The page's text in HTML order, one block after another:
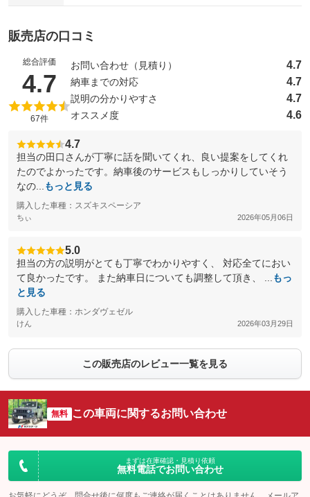
販売店の口コミ
総合評価
4.7 （5点満点中）
67件
お問い合わせ（見積り） 4.7
納車までの対応 4.7
説明の分かりやすさ 4.7
オススメ度 4.6
4.7
担当の田口さんが丁寧に話を聞いてくれ、良い提案をしてくれ
たのでよかったです。納車後のサービスもしっかりしていそう
なの...
もっと見る
購入した車種：スズキスペーシア
ちぃ 2026年05月06日
5.0
担当の方の説明がとても丁寧でわかりやすく、 対応全てにおい
て良かったです。 また納車日についても調整して頂き、 ...
もっ
と見る
購入した車種：ホンダヴェゼル
けん 2026年03月29日
この販売店のレビュー一覧を見る
無料 この車両に関するお問い合わせ
まずは在庫確認・見積り依頼
無料電話でお問い合わせ